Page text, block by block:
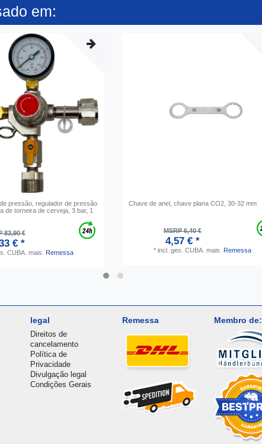
em:
pressão, regulador de pressão
de torneira de cerveja, 3 bar, 1
83,90 €
€ *
CUBA. mais. Remessa
Сhave de anel, chave plana CO2, 30-32 mm
MSRP 6,40 €
4,57 € *
* incl. ges. CUBA. mais. Remessa
legal
Direitos de
cancelamento
Política de
Privacidade
Divulgação legal
Condições Gerais
Remessa Membro de: